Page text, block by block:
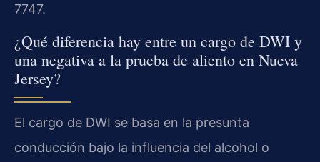
7747.
¿Qué diferencia hay entre un cargo de DWI y
una negativa a la prueba de aliento en Nueva
Jersey?
El cargo de DWI se basa en la presunta
conducción bajo la influencia del alcohol o